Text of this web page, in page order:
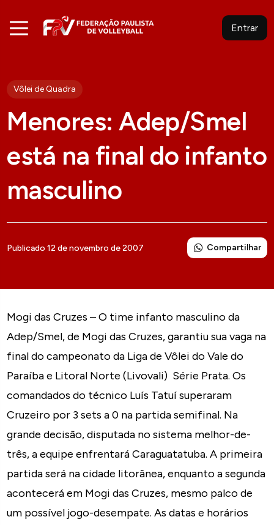
Entrar
Vôlei de Quadra
Menores: Adep/Smel
está na final do infanto
masculino
Publicado 12 de novembro de 2007 Compartilhar
Mogi das Cruzes – O time infanto masculino da
Adep/Smel, de Mogi das Cruzes, garantiu sua vaga na
final do campeonato da Liga de Vôlei do Vale do
Paraíba e Litoral Norte (Livovali) ­ Série Prata. Os
comandados do técnico Luís Tatuí superaram
Cruzeiro por 3 sets a 0 na partida semifinal. Na
grande decisão, disputada no sistema melhor-de-
três, a equipe enfrentará Caraguatatuba. A primeira
partida será na cidade litorânea, enquanto a segunda
acontecerá em Mogi das Cruzes, mesmo palco de
um possível jogo-desempate. As datas e horários